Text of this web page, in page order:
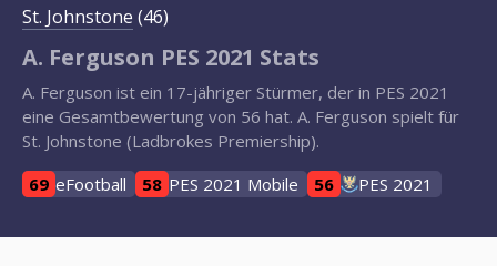
St. Johnstone (46)
A. Ferguson PES 2021 Stats
A. Ferguson ist ein 17-jähriger Stürmer, der in PES 2021
eine Gesamtbewertung von 56 hat. A. Ferguson spielt für
St. Johnstone (Ladbrokes Premiership).
69 eFootball 58 PES 2021 Mobile 56 PES 2021